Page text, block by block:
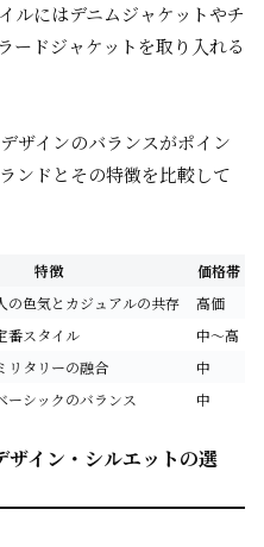
ルにはデニムジャケットやチ
ードジャケットを取り入れる
ザインのバランスがポイン
ンドとその特徴を比較して
特徴
価格帯
の色気とカジュアルの共存
高価
番スタイル
中～高
リタリーの融合
中
ーシックのバランス 中
イン・シルエットの選